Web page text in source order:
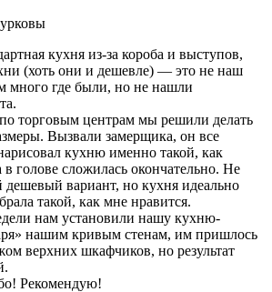
кухня из-за короба и выступов,
(хоть они и дешевле) — это не наш
много где были, но не нашли
торговым центрам мы решили делать
Вызвали замерщика, он все
кухню именно такой, как
в голове сложилась окончательно. Не
дешевый вариант, но кухня идеально
такой, как мне нравится.
нам установили нашу кухню-
нашим кривым стенам, им пришлось
верхних шкафчиков, но результат
Рекомендую!